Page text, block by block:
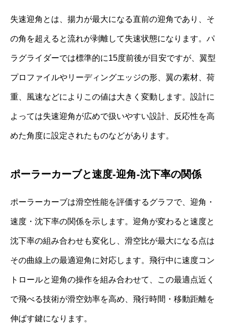
失速迎角とは、揚力が最大になる直前の迎角であり、そ
の角を超えると流れが剥離して失速状態になります。パ
ラグライダーでは標準的に15度前後が目安ですが、翼型
プロファイルやリーディングエッジの形、翼の素材、荷
重、風速などによりこの値は大きく変動します。設計に
よっては失速迎角が広めで扱いやすい設計、反応性を高
めた角度に設定されたものなどがあります。
ポーラーカーブと速度-迎角-沈下率の関係
ポーラーカーブは滑空性能を評価するグラフで、迎角・
速度・沈下率の関係を示します。迎角が変わると速度と
沈下率の組み合わせも変化し、滑空比が最大になる点は
その曲線上の最適迎角に対応します。飛行中に速度コン
トロールと迎角の操作を組み合わせて、この最適点近く
で飛べる技術が滑空効率を高め、飛行時間・移動距離を
伸ばす鍵になります。